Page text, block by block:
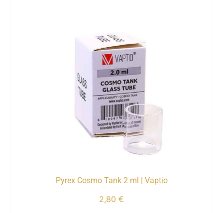
Pyrex Cosmo Tank 2 ml | Vaptio
2,80 €